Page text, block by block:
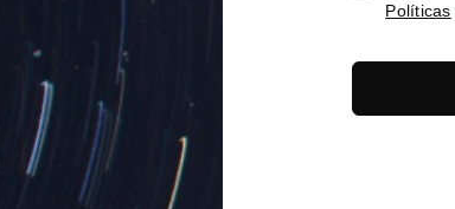
Políticas